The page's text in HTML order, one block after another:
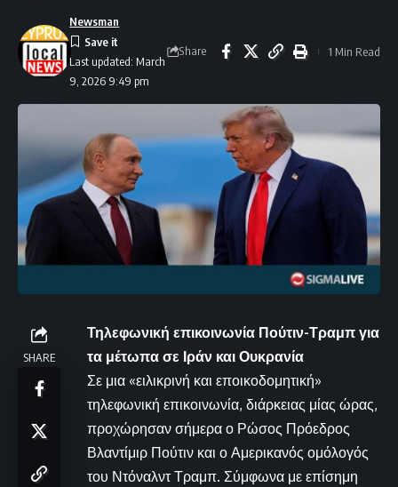
Last updated: March
9, 2026 9:49 pm
Newsman
Share 1 Min Read
SHARE
Τηλεφωνική επικοινωνία Πούτιν-Τραμπ για
τα μέτωπα σε Ιράν και Ουκρανία
Σε μια «ειλικρινή και εποικοδομητική»
τηλεφωνική επικοινωνία, διάρκειας μίας ώρας,
προχώρησαν σήμερα ο Ρώσος Πρόεδρος
Βλαντίμιρ Πούτιν και ο Αμερικανός ομόλογός
του Ντόναλντ Τραμπ. Σύμφωνα με επίσημη